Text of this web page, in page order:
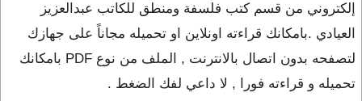
إلكتروني من قسم كتب فلسفة ومنطق للكاتب عبدالعزيز
العيادي .بامكانك قراءته اونلاين او تحميله مجاناً على جهازك
لتصفحه بدون اتصال بالانترنت , الملف من نوع PDF بامكانك
تحميله و قراءته فورا , لا داعي لفك الضغط .